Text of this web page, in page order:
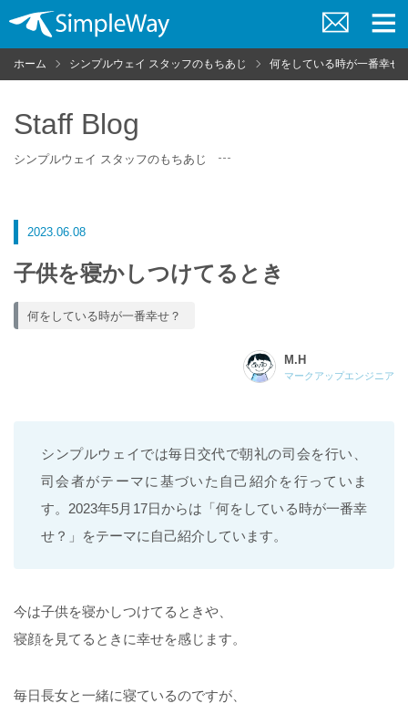
問
い
ニ
ュ
ホーム シンプルウェイ スタッフのもちあじ 何をしている時が一番幸せ
Staff Blog
シンプルウェイ スタッフのもちあじ
2023.06.08
子供を寝かしつけてるとき
何をしている時が一番幸せ？
M.H
マークアップエンジニア
シンプルウェイでは毎日交代で朝礼の司会を行い、
司会者がテーマに基づいた自己紹介を行っていま
す。2023年5月17日からは「何をしている時が一番幸
せ？」をテーマに自己紹介しています。
今は子供を寝かしつけてるときや、
寝顔を見てるときに幸せを感じます。
毎日長女と一緒に寝ているのですが、